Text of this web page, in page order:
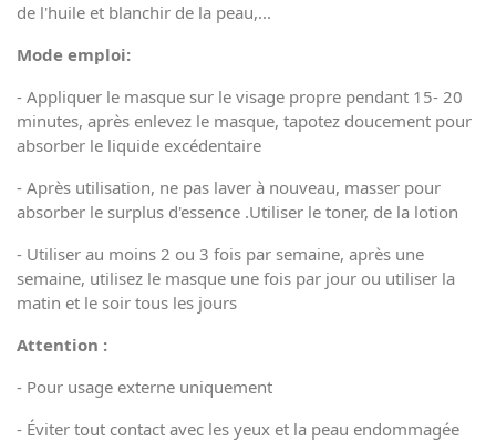
de l'huile et blanchir de la peau,...
Mode emploi:
- Appliquer le masque sur le visage propre pendant 15- 20
minutes, après enlevez le masque, tapotez doucement pour
absorber le liquide excédentaire
- Après utilisation, ne pas laver à nouveau, masser pour
absorber le surplus d'essence .Utiliser le toner, de la lotion
- Utiliser au moins 2 ou 3 fois par semaine, après une
semaine, utilisez le masque une fois par jour ou utiliser la
matin et le soir tous les jours
Attention :
- Pour usage externe uniquement
- Éviter tout contact avec les yeux et la peau endommagée